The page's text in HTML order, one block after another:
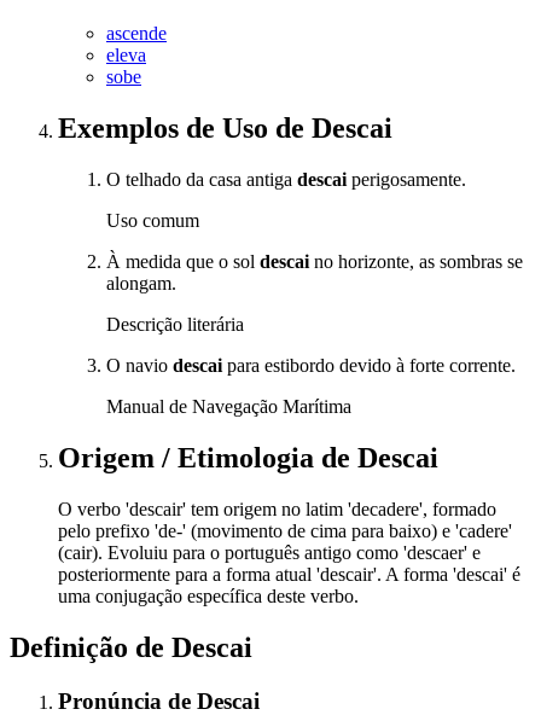
ascende
eleva
sobe
Exemplos de Uso de Descai
O telhado da casa antiga descai perigosamente.
Uso comum
À medida que o sol descai no horizonte, as sombras se
alongam.
Descrição literária
O navio descai para estibordo devido à forte corrente.
Manual de Navegação Marítima
Origem / Etimologia de Descai
O verbo 'descair' tem origem no latim 'decadere', formado
pelo prefixo 'de-' (movimento de cima para baixo) e 'cadere'
(cair). Evoluiu para o português antigo como 'descaer' e
posteriormente para a forma atual 'descair'. A forma 'descai' é
uma conjugação específica deste verbo.
Definição de Descai
Pronúncia de Descai